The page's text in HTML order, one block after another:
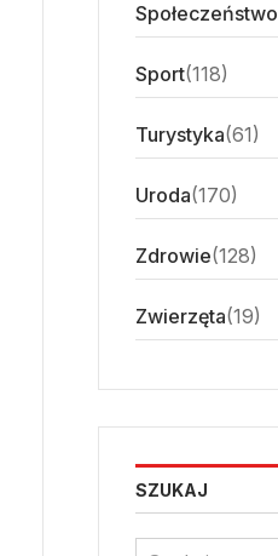
Społeczeństwo
Sport(118)
Turystyka(61)
Uroda(170)
Zdrowie(128)
Zwierzęta(19)
SZUKAJ